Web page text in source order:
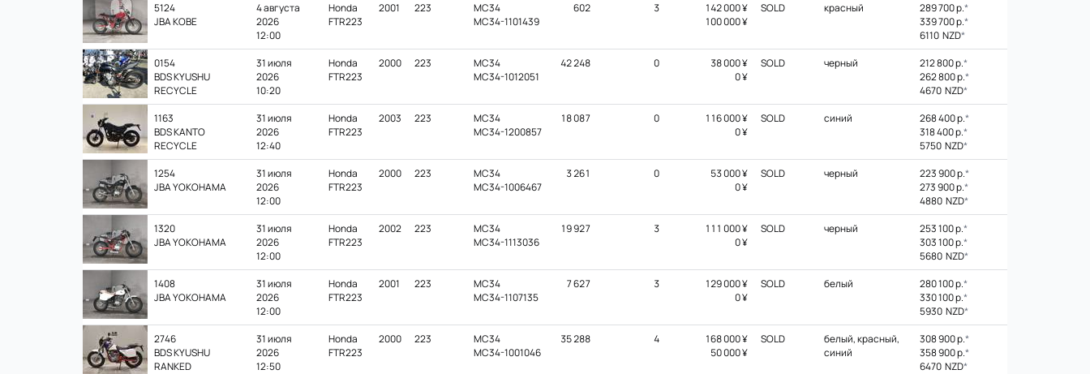
5124
JBA KOBE
4 августа
2026
12:00
Honda
FTR223
2001 223
MC34
MC34-1101439
602 3
142 000 ¥
100 000 ¥
SOLD красный 289 700 р.*
339 700 р.*
6110 NZD*
0154
BDS KYUSHU
RECYCLE
31 июля
2026
10:20
Honda
FTR223
2000 223
MC34
MC34-1012051
42 248 0
38 000 ¥
0 ¥
SOLD черный 212 800 р.*
262 800 р.*
4670 NZD*
1163
BDS KANTO
RECYCLE
31 июля
2026
12:40
Honda
FTR223
2003 223
MC34
MC34-1200857
18 087 0
116 000 ¥
0 ¥
SOLD синий 268 400 р.*
318 400 р.*
5750 NZD*
1254
JBA YOKOHAMA
31 июля
2026
12:00
Honda
FTR223
2000 223
MC34
MC34-1006467
3 261 0
53 000 ¥
0 ¥
SOLD черный 223 900 р.*
273 900 р.*
4880 NZD*
1320
JBA YOKOHAMA
31 июля
2026
12:00
Honda
FTR223
2002 223
MC34
MC34-1113036
19 927 3
111 000 ¥
0 ¥
SOLD черный 253 100 р.*
303 100 р.*
5680 NZD*
1408
JBA YOKOHAMA
31 июля
2026
12:00
Honda
FTR223
2001 223
MC34
MC34-1107135
7 627 3
129 000 ¥
0 ¥
SOLD белый 280 100 р.*
330 100 р.*
5930 NZD*
2746
BDS KYUSHU
RANKED
31 июля
2026
12:50
Honda
FTR223
2000 223
MC34
MC34-1001046
35 288 4
168 000 ¥
50 000 ¥
SOLD
белый, красный,
синий
308 900 р.*
358 900 р.*
6470 NZD*